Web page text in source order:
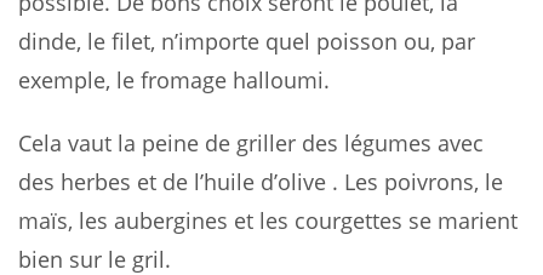
dinde, le filet, n’importe quel poisson ou, par
exemple, le fromage halloumi.
Cela vaut la peine de griller des légumes avec
des herbes et de l’huile d’olive . Les poivrons, le
maïs, les aubergines et les courgettes se marient
bien sur le gril.